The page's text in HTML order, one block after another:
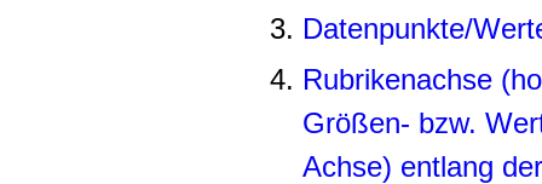
Datenpunkte/
Rubrikenachse
Größen- bzw.
Achse) entlang